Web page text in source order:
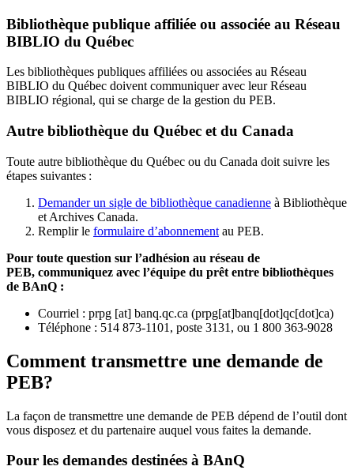
Bibliothèque publique affiliée ou associée au Réseau
BIBLIO du Québec
Les bibliothèques publiques affiliées ou associées au Réseau
BIBLIO du Québec doivent communiquer avec leur Réseau
BIBLIO régional, qui se charge de la gestion du PEB.
Autre bibliothèque du Québec et du Canada
Toute autre bibliothèque du Québec ou du Canada doit suivre les
étapes suivantes :
Demander un sigle de bibliothèque canadienne à Bibliothèque
et Archives Canada.
Remplir le formulaire d’abonnement au PEB.
Pour toute question sur l’adhésion au réseau de
PEB, communiquez avec l’équipe du prêt entre bibliothèques
de BAnQ :
Courriel : prpg [at] banq.qc.ca (prpg[at]banq[dot]qc[dot]ca)
Téléphone : 514 873-1101, poste 3131, ou 1 800 363-9028
Comment transmettre une demande de
PEB?
La façon de transmettre une demande de PEB dépend de l’outil dont
vous disposez et du partenaire auquel vous faites la demande.
Pour les demandes destinées à BAnQ